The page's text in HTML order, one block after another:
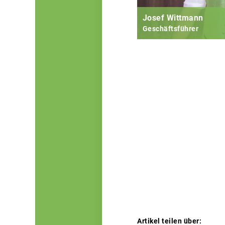
Josef Wittmann
Geschäftsführer
Artikel teilen über: